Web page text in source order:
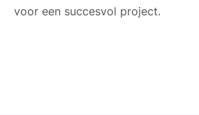
voor een succesvol project.